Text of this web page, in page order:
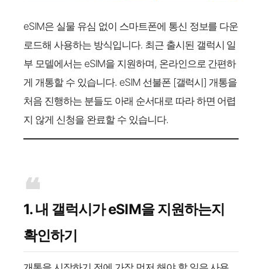
eSIM은 실물 유심 없이 스마트폰에 통신 정보를 다운
로드해 사용하는 방식입니다. 최근 출시된 갤럭시 일
부 모델에서는 eSIM을 지원하며, 온라인으로 간편하
게 개통할 수 있습니다. eSIM 선불폰 [갤럭시] 개통을
처음 진행하는 분들도 아래 순서대로 따라 하면 어렵
지 않게 신청을 완료할 수 있습니다.
1. 내 갤럭시가 eSIM을 지원하는지
확인하기